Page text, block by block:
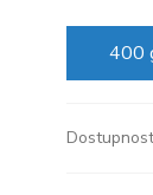
400
Dostupnost